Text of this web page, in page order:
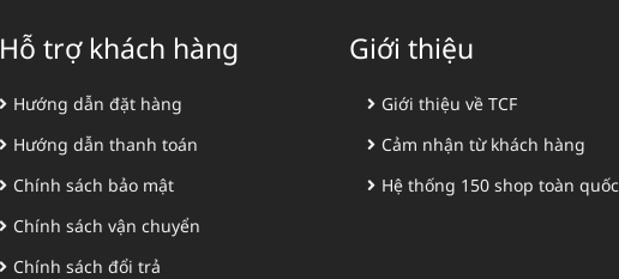
Hỗ trợ khách hàng
Hướng dẫn đặt hàng
Hướng dẫn thanh toán
Chính sách bảo mật
Chính sách vận chuyển
Chính sách đổi trả
Giới thiệu
Giới thiệu về TCF
Cảm nhận từ khách hàng
Hệ thống 150 shop toàn quốc